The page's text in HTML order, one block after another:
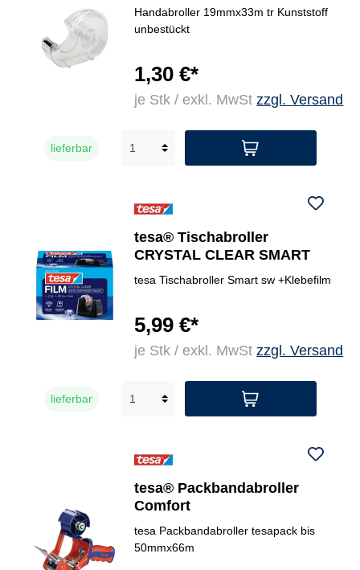
Handabroller 19mmx33m tr Kunststoff
unbestückt
1,30 €*
je Stk / exkl. MwStzzgl. Versand
lieferbar
tesa® Tischabroller
CRYSTAL CLEAR SMART
tesa Tischabroller Smart sw +Klebefilm
5,99 €*
je Stk / exkl. MwStzzgl. Versand
lieferbar
tesa® Packbandabroller
Comfort
tesa Packbandabroller tesapack bis
50mmx66m